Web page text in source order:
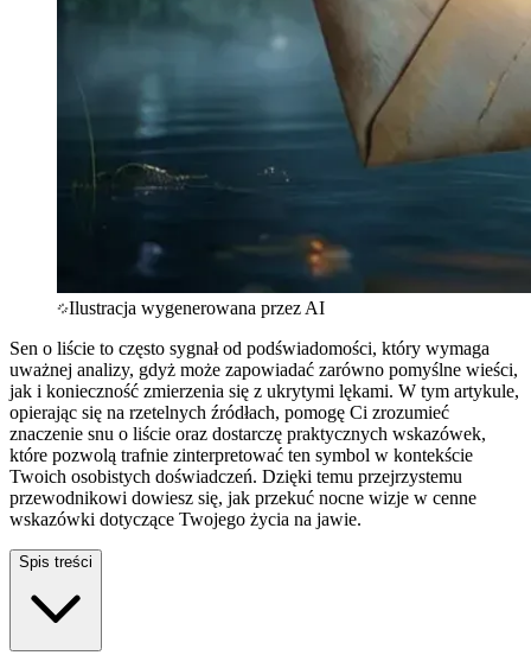
Ilustracja wygenerowana przez AI
Sen o liście to często sygnał od podświadomości, który wymaga
uważnej analizy, gdyż może zapowiadać zarówno pomyślne wieści,
jak i konieczność zmierzenia się z ukrytymi lękami. W tym artykule,
opierając się na rzetelnych źródłach, pomogę Ci zrozumieć
znaczenie snu o liście oraz dostarczę praktycznych wskazówek,
które pozwolą trafnie zinterpretować ten symbol w kontekście
Twoich osobistych doświadczeń. Dzięki temu przejrzystemu
przewodnikowi dowiesz się, jak przekuć nocne wizje w cenne
wskazówki dotyczące Twojego życia na jawie.
Spis treści